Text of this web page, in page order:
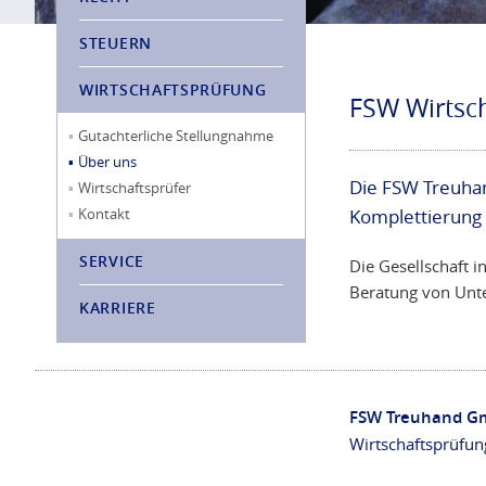
STEUERN
WIRTSCHAFTSPRÜFUNG
Gutachterliche Stellungnahme
Über uns
Wirtschaftsprüfer
Kontakt
SERVICE
KARRIERE
FSW
Die FSW
Komplettierung
Die Gesellschaft
Beratung von
FSW Treuhand